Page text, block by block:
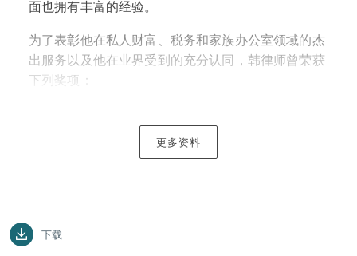
面也拥有丰富的经验。
为了表彰他在私人财富、税务和家族办公室领域的杰
出服务以及他在业界受到的充分认同，韩律师曾荣获
下列奖项：
财富管理明日之星，2022年亚太明日之星大奖
明日之星，《亚太法律500强指南》（2023年私人
更多资料
下载